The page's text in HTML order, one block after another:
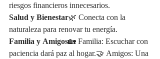
riesgos financieros innecesarios.
Salud y Bienestar🌿 Conecta con la
naturaleza para renovar tu energía.
Familia y Amigos🏡 Familia: Escuchar con
paciencia dará paz al hogar.🤝 Amigos: Una